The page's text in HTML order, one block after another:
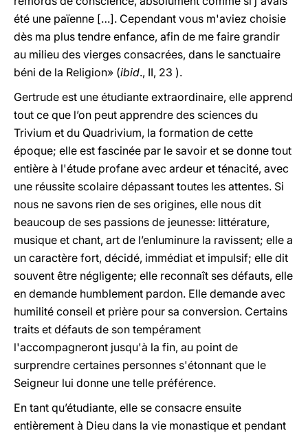
été une païenne […]. Cependant vous m'aviez choisie
dès ma plus tendre enfance, afin de me faire grandir
au milieu des vierges consacrées, dans le sanctuaire
béni de la Religion» (ibid., II, 23 ).
Gertrude est une étudiante extraordinaire, elle apprend
tout ce que l’on peut apprendre des sciences du
Trivium et du Quadrivium, la formation de cette
époque; elle est fascinée par le savoir et se donne tout
entière à l'étude profane avec ardeur et ténacité, avec
une réussite scolaire dépassant toutes les attentes. Si
nous ne savons rien de ses origines, elle nous dit
beaucoup de ses passions de jeunesse: littérature,
musique et chant, art de l’enluminure la ravissent; elle a
un caractère fort, décidé, immédiat et impulsif; elle dit
souvent être négligente; elle reconnaît ses défauts, elle
en demande humblement pardon. Elle demande avec
humilité conseil et prière pour sa conversion. Certains
traits et défauts de son tempérament
l'accompagneront jusqu'à la fin, au point de
surprendre certaines personnes s'étonnant que le
Seigneur lui donne une telle préférence.
En tant qu’étudiante, elle se consacre ensuite
entièrement à Dieu dans la vie monastique et pendant